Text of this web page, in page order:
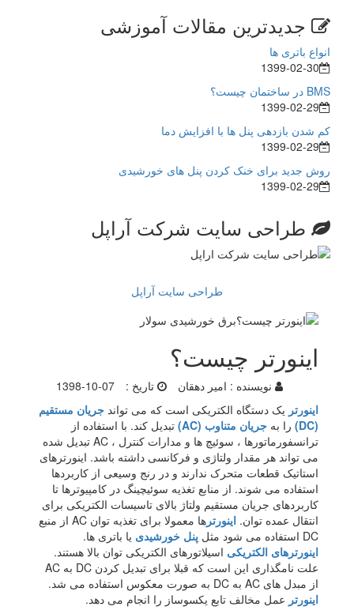
جدیدترین مقالات آموزشی
انواع باتری ها
1399-02-30
BMS در ساختمان چیست؟
1399-02-29
کم شدن بازدهی پنل ها با افزایش دما
1399-02-29
روش جدید برای خنک کردن پنل های خورشیدی
1399-02-29
طراحی سایت شرکت آراپل
طراحی سایت آراپل
اینورتر چیست؟
نویسنده : امیر دهقان تاریخ :
1398-10-07
اینورتر یک دستگاه الکتریکی است که می تواند جریان مستقیم
(DC)
را به جریان متناوب (AC)
تبدیل کند. با استفاده از
ترانسفورماتورها ، سوئیچ ها و مدارات کنترل ، AC تبدیل شده
می تواند هر مقدار ولتاژی و فرکانسی داشته باشد. اینورترهای
استاتیک قطعات متحرک ندارند و در رنج وسیعی از کاربردها
استفاده می شوند. از منابع تغذیه سوئیچینگ در کامپیوترها تا
کاربردهای جریان مستقیم ولتاژ بالای تاسیسات الکتریکی برای
انتقال عمده توان. اینورتر
ها معمولا برای تغذیه توان AC از منبع
DC استفاده می شود مثل
پنل خورشیدی یا باتری ها.
اینورترهای الکتریکی اسیلاتورهای الکتریکی توان بالا هستند.
علت نامگذاری این است که قبلا برای تبدیل کردن DC به AC
از مبدل های AC به DC به صورت معکوس استفاده می شد.
اینورتر عمل مخالف تابع یکسوساز را انجام می دهد.